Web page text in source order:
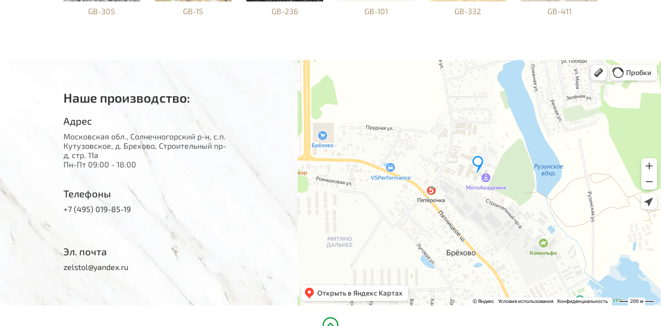
GB-305 GB-15 GB-236 GB-101 GB-332 GB-411
Наше производство:
Адрес
Московская обл., Солнечногорский р-н, с.п.
Кутузовское, д. Брехово, Строительный пр-
д, стр. 11а
Пн-Пт 09:00 - 18:00
Телефоны
+7 (495) 019-85-19
Эл. почта
zelstol@yandex.ru